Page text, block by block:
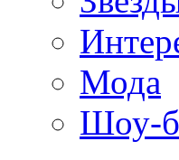
Мода
Шоу-